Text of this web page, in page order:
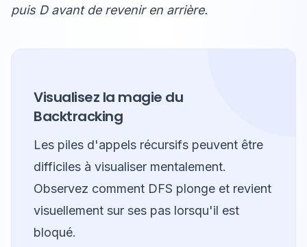
puis D avant de revenir en arrière.
Visualisez la magie du
Backtracking
Les piles d'appels récursifs peuvent être
difficiles à visualiser mentalement.
Observez comment DFS plonge et revient
visuellement sur ses pas lorsqu'il est
bloqué.